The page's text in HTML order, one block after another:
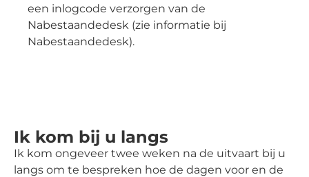
een inlogcode verzorgen van de
Nabestaandedesk (zie informatie bij
Nabestaandedesk).
Ik kom bij u langs
Ik kom ongeveer twee weken na de uitvaart bij u
langs om te bespreken hoe de dagen voor en de